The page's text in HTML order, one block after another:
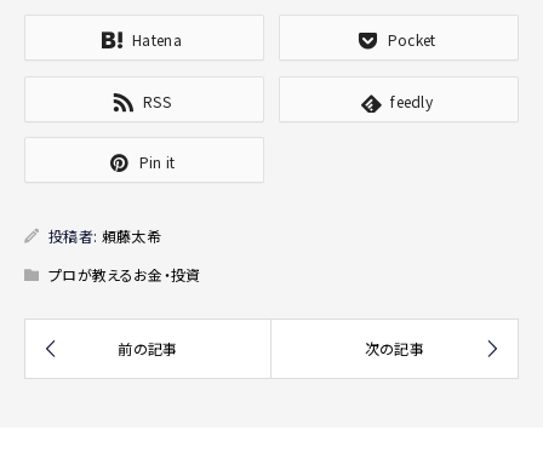
Hatena Pocket
RSS feedly
Pin it
投稿者: 頼藤太希
プロが教えるお金・投資